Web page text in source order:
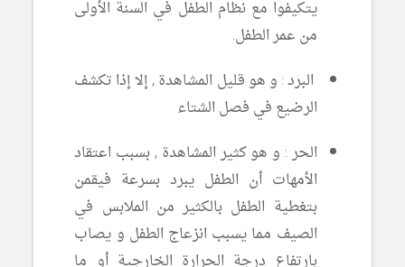
يتكيفوا مع نظام الطفل في السنة الأولى
من عمر الطفل.
البرد : و هو قليل المشاهدة , إلا إذا تكشف
الرضيع في فصل الشتاء
الحر : و هو كثير المشاهدة , بسبب اعتقاد
الأمهات أن الطفل يبرد بسرعة فيقمن
بتغطية الطفل بالكثير من الملابس في
الصيف مما يسبب انزعاج الطفل و يصاب